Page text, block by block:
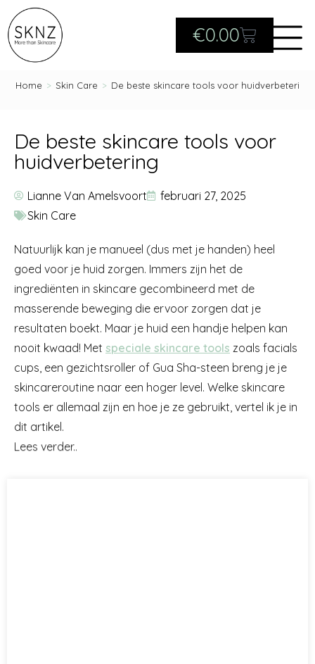
€0.00
Home > Skin Care > De beste skincare tools voor huidverbetering
De beste skincare tools voor
huidverbetering
Lianne Van Amelsvoort
februari 27, 2025
Skin Care
Natuurlijk kan je manueel (dus met je handen) heel
goed voor je huid zorgen. Immers zijn het de
ingrediënten in skincare gecombineerd met de
masserende beweging die ervoor zorgen dat je
resultaten boekt. Maar je huid een handje helpen kan
nooit kwaad! Met speciale skincare tools zoals facials
cups, een gezichtsroller of Gua Sha-steen breng je je
skincareroutine naar een hoger level. Welke skincare
tools er allemaal zijn en hoe je ze gebruikt, vertel ik je in
dit artikel.
Lees verder..